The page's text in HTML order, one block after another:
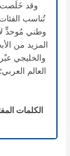
وقد خَلَصت
تُناسب
وطني مُوحدٍّ
المزيد من
والخليجي
العالم
الكلمات